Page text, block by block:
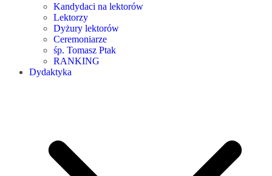
Kandydaci na lektorów
Lektorzy
Dyżury lektorów
Ceremoniarze
śp. Tomasz Ptak
RANKING
Dydaktyka